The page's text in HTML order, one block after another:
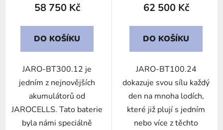
58 750 Kč
DO KOŠÍKU
JARO-BT300.12 je
jedním z nejnovějších
akumulátorů od
JAROCELLS. Tato baterie
byla námi speciálně
62 500 Kč
DO KOŠÍKU
JARO-BT100.24
dokazuje svou sílu každý
den na mnoha lodích,
které již plují s jedním
nebo více z těchto